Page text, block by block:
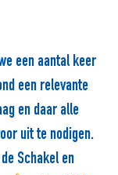
een aantal keer
een relevante
en daar alle
uit te nodigen.
Schakel en